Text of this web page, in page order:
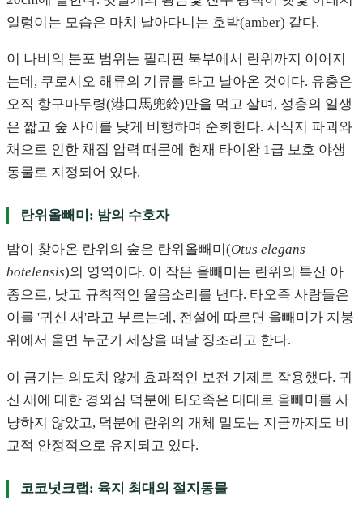
일렁이는 모습은 마치 날아다니는 호박(amber) 같다.
이 나비의 분포 범위는 필리핀 북부에서 란위까지 이어지
는데, 쿠로시오 해류의 기류를 타고 날아온 것이다. 유충은
오직 항구마두령(港口馬兜鈴)만을 먹고 살며, 성충의 일생
은 짧고 숲 사이를 낮게 비행하며 순회한다. 서식지 파괴와
채으로 인한 채집 압력 때문에 현재 타이완 1급 보호 야생
동물로 지정되어 있다.
란위올빼미: 밤의 수호자
밤이 찾아온 란위의 숲은 란위올빼미(Otus elegans
botelensis)의 영역이다. 이 작은 올빼미는 란위의 특산 아
종으로, 낮고 규칙적인 울음소리를 낸다. 타오족 사람들은
이를 '귀신 새'라고 부르는데, 전설에 따르면 올빼미가 지붕
위에서 울면 누군가 세상을 떠날 징조라고 한다.
이 금기는 의도치 않게 효과적인 보전 기제로 작용했다. 귀
신 새에 대한 경외심 덕분에 타오족은 대대로 올빼미를 사
냥하지 않았고, 덕분에 란위의 개체 밀도는 지금까지도 비
교적 안정적으로 유지되고 있다.
코코넛크랩: 육지 최대의 절지동물